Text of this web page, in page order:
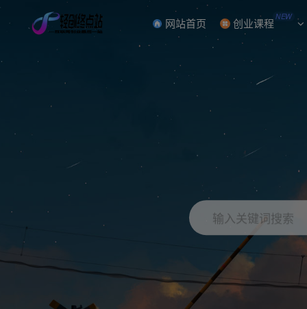
网站首页 创业课程 NEW
输入关键词搜索